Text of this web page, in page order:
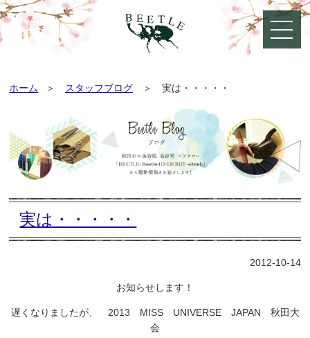
ホーム スタッフブログ 実は・・・・・
実は・・・・・
2012-10-14
お知らせします！
遅くなりましたが、 2013 MISS UNIVERSE JAPAN 秋田大
会